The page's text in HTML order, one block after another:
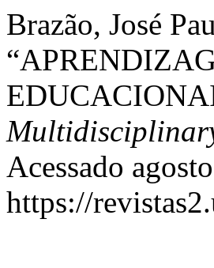
Brazão, José
Acessado
https://